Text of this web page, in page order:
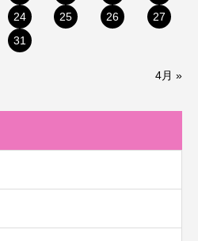
24 25 26
27
31
4月 »